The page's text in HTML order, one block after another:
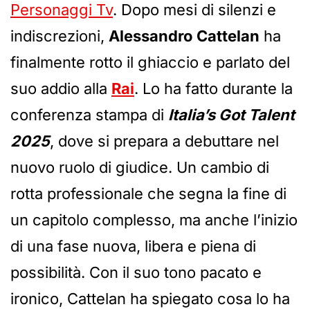
Personaggi Tv. Dopo mesi di silenzi e
indiscrezioni, Alessandro Cattelan ha
finalmente rotto il ghiaccio e parlato del
suo addio alla Rai. Lo ha fatto durante la
conferenza stampa di Italia’s Got Talent
2025, dove si prepara a debuttare nel
nuovo ruolo di giudice. Un cambio di
rotta professionale che segna la fine di
un capitolo complesso, ma anche l’inizio
di una fase nuova, libera e piena di
possibilità. Con il suo tono pacato e
ironico, Cattelan ha spiegato cosa lo ha